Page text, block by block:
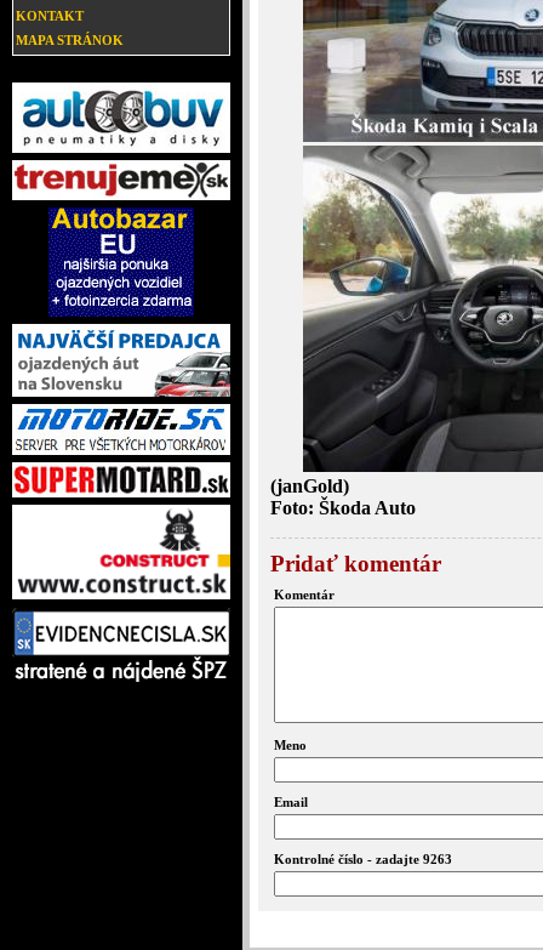
KONTAKT
MAPA STRÁNOK
(janGold)
Foto: Škoda Auto
Pridať komentár
Komentár
Meno
Email
Kontrolné číslo - zadajte 9263